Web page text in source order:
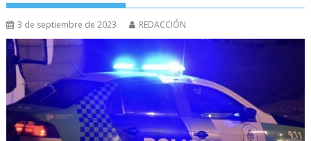
3 de septiembre de 2023 REDACCIÓN